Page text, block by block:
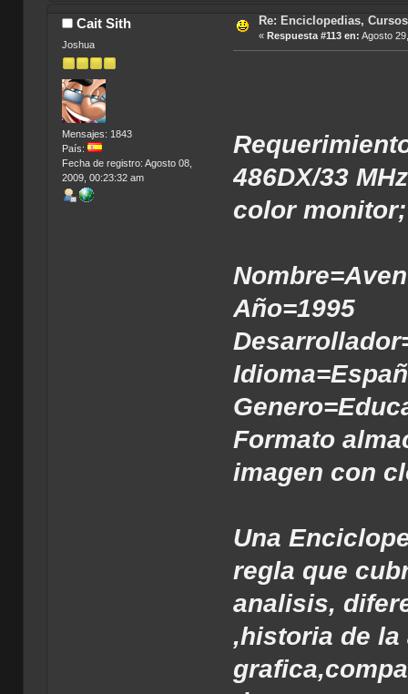
Cait Sith
Joshua
Mensajes: 1843
País:
Fecha de registro: Agosto 08,
2009, 00:23:32 am
Re: Enciclopedias,
« Respuesta #113 en: Agosto
486DX/33
color
Año=1995
Formato
imagen con
Una
regla que
analisis,
,historia de la